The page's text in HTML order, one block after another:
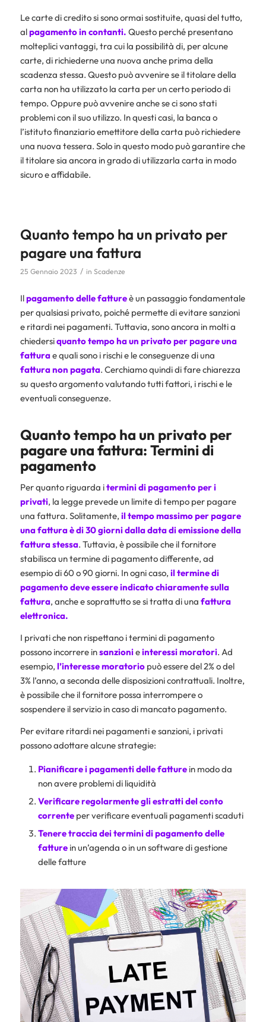
Le carte di credito si sono ormai sostituite, quasi del tutto,
alpagamento in contanti. Questo perché presentano
molteplici vantaggi, tra cui la possibilità di, per alcune
carte, di richiederne una nuova anche prima della
scadenza stessa. Questo può avvenire se il titolare della
carta non ha utilizzato la carta per un certo periodo di
tempo. Oppure può avvenire anche se ci sono stati
problemi con il suo utilizzo. In questi casi, la banca o
l’istituto finanziario emettitore della carta può richiedere
una nuova tessera. Solo in questo modo può garantire che
il titolare sia ancora in grado di utilizzarla carta in modo
sicuro e affidabile.
Quanto tempo ha un privato per
pagare una fattura
25 Gennaio 2023 / in Scadenze
Ilpagamento delle fattureè un passaggio fondamentale
per qualsiasi privato, poiché permette di evitare sanzioni
e ritardi nei pagamenti. Tuttavia, sono ancora in molti a
chiedersiquanto tempo ha un privato per pagare una
fatturae quali sono i rischi e le conseguenze di una
fatturanon pagata. Cerchiamo quindi di fare chiarezza
su questo argomento valutando tutti fattori, i rischi e le
eventuali conseguenze.
Quanto tempo ha un privato per
pagare una fattura: Termini di
pagamento
Per quanto riguarda itermini di pagamento per i
privati, la legge prevede un limite di tempo per pagare
una fattura. Solitamente, il tempo massimo per pagare
una fattura è di 30 giorni dalla data di emissione della
fattura stessa. Tuttavia, è possibile che il fornitore
stabilisca un termine di pagamento differente, ad
esempio di 60 o 90 giorni. In ogni caso, il termine di
pagamento deve essere indicato chiaramente sulla
fattura, anche e soprattutto se si tratta di una fattura
elettronica.
I privati che non rispettano i termini di pagamento
possono incorrere insanzionieinteressimoratori. Ad
esempio, l’interesse moratoriopuò essere del 2% o del
3% l’anno, a seconda delle disposizioni contrattuali. Inoltre,
è possibile che il fornitore possa interrompere o
sospendere il servizio in caso di mancato pagamento.
Per evitare ritardi nei pagamenti e sanzioni, i privati
possono adottare alcune strategie:
Pianificare i pagamenti delle fatturein modo da
non avere problemi di liquidità
Verificare regolarmente gli estratti delconto
correnteper verificare eventuali pagamenti scaduti
Tenere traccia dei termini di pagamento delle
fatturein un’agenda o in un software di gestione
delle fatture